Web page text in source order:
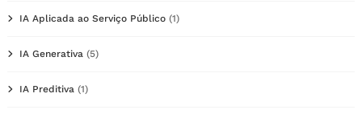
IA Aplicada ao Serviço Público (1)
IA Generativa (5)
IA Preditiva (1)